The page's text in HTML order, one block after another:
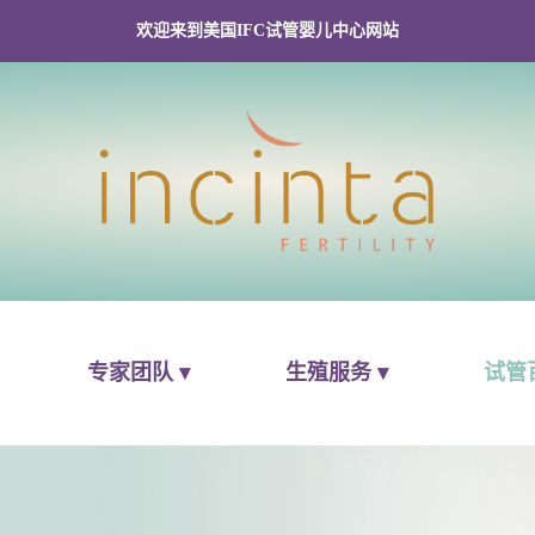
欢迎来到美国IFC试管婴儿中心网站
专家团队 ▾ 生殖服务 ▾ 试管